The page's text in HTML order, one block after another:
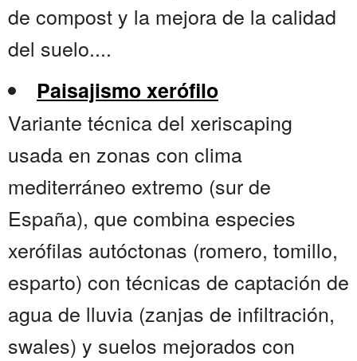
de compost y la mejora de la calidad
del suelo....
Paisajismo xerófilo
Variante técnica del xeriscaping
usada en zonas con clima
mediterráneo extremo (sur de
España), que combina especies
xerófilas autóctonas (romero, tomillo,
esparto) con técnicas de captación de
agua de lluvia (zanjas de infiltración,
swales) y suelos mejorados con